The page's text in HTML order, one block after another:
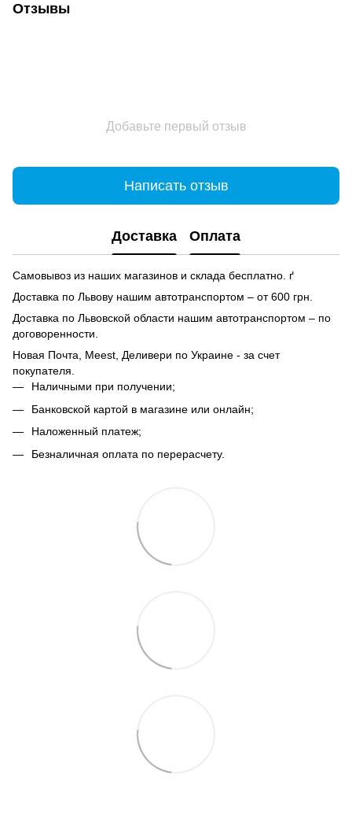
Отзывы
Добавьте первый отзыв
Написать отзыв
Доставка Оплата
Самовывоз из наших магазинов и склада бесплатно. ґ
Доставка по Львову нашим автотранспортом – от 600 грн.
Доставка по Львовской области нашим автотранспортом – по
договоренности.
Новая Почта, Meest, Деливери по Украине - за счет
покупателя.
Наличными при получении;
Банковской картой в магазине или онлайн;
Наложенный платеж;
Безналичная оплата по перерасчету.